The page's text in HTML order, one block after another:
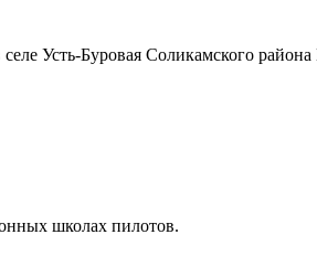
Усть-Буровая Соликамского
школах пилотов.